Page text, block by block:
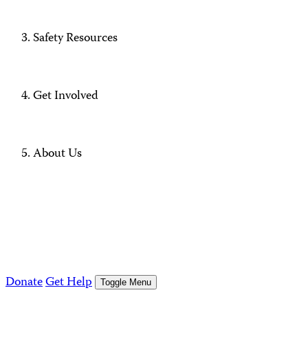
Safety Resources
Get Involved
About Us
DonateGet Help Toggle Menu